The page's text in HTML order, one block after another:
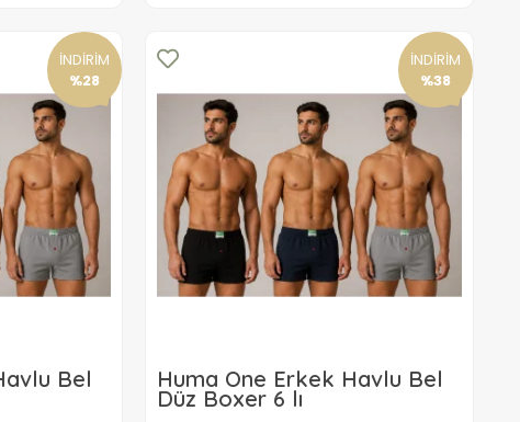
İNDİRİM
%28
Bel
İNDİRİM
%38
Huma One Erkek Havlu Bel
Düz Boxer 6 lı